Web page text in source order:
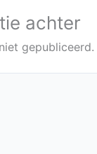
achter
gepubliceerd.